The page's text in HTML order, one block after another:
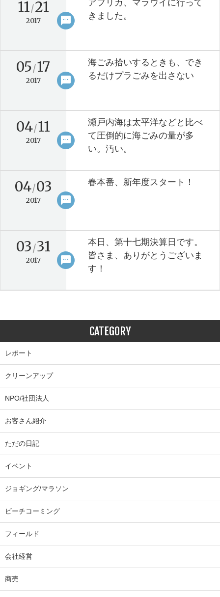
sms
11/21
2017
アフリカ、マラウイに行って
きました。
keyboard_arrow_right
sms
05/17
2017
海ごみ拾いするときも、でき
るだけプラごみを出さない
keyboard_arrow_right
sms
04/11
2017
瀬戸内海は太平洋などと比べ
て圧倒的に海ごみの量が多
い。汚い。
keyboard_arrow_right
sms
04/03
2017
春本番、新年度スタート！
keyboard_arrow_right
sms
03/31
2017
本日、第十七期決算日です。
皆さま、ありがとうございま
す！
keyboard_arrow_right
CATEGORY
レポート
クリーンアップ
NPO/社団法人
お客さん紹介
ただの日記
イベント
ジョギング/マラソン
ビーチコーミング
フィールド
会社経営
商売